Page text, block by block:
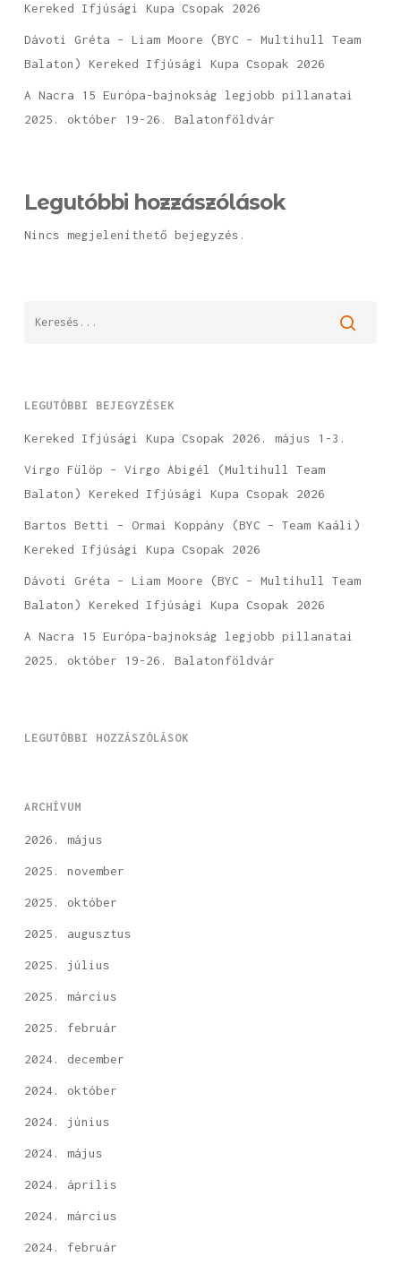
Kereked Ifjúsági Kupa Csopak 2026
Dávoti Gréta – Liam Moore (BYC – Multihull Team
Balaton) Kereked Ifjúsági Kupa Csopak 2026
A Nacra 15 Európa-bajnokság legjobb pillanatai
2025. október 19-26. Balatonföldvár
Legutóbbi hozzászólások
Nincs megjeleníthető bejegyzés.
LEGUTÓBBI BEJEGYZÉSEK
Kereked Ifjúsági Kupa Csopak 2026. május 1-3.
Virgo Fülöp – Virgo Abigél (Multihull Team
Balaton) Kereked Ifjúsági Kupa Csopak 2026
Bartos Betti – Ormai Koppány (BYC – Team Kaáli)
Kereked Ifjúsági Kupa Csopak 2026
Dávoti Gréta – Liam Moore (BYC – Multihull Team
Balaton) Kereked Ifjúsági Kupa Csopak 2026
A Nacra 15 Európa-bajnokság legjobb pillanatai
2025. október 19-26. Balatonföldvár
LEGUTÓBBI HOZZÁSZÓLÁSOK
ARCHÍVUM
2026. május
2025. november
2025. október
2025. augusztus
2025. július
2025. március
2025. február
2024. december
2024. október
2024. június
2024. május
2024. április
2024. március
2024. február